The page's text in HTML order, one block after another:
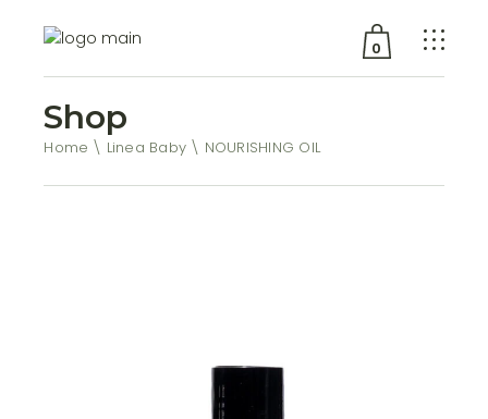
0
carrello
Shop
Home Linea Baby NOURISHING OIL